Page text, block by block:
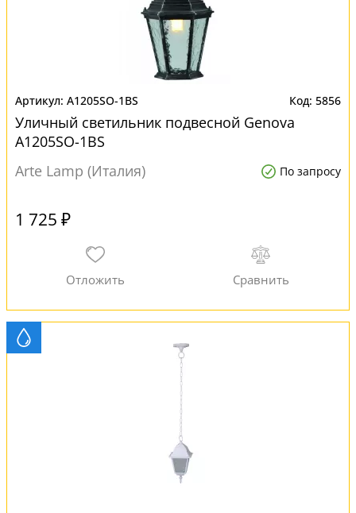
A1205SO-1BS 5856
Уличный светильник подвесной Genova
A1205SO-1BS
Arte Lamp (Италия)
По запросу
1 725 ₽